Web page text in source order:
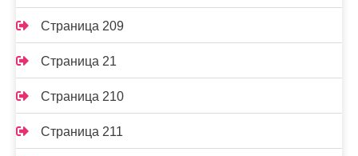
Страница 209
Страница 21
Страница 210
Страница 211